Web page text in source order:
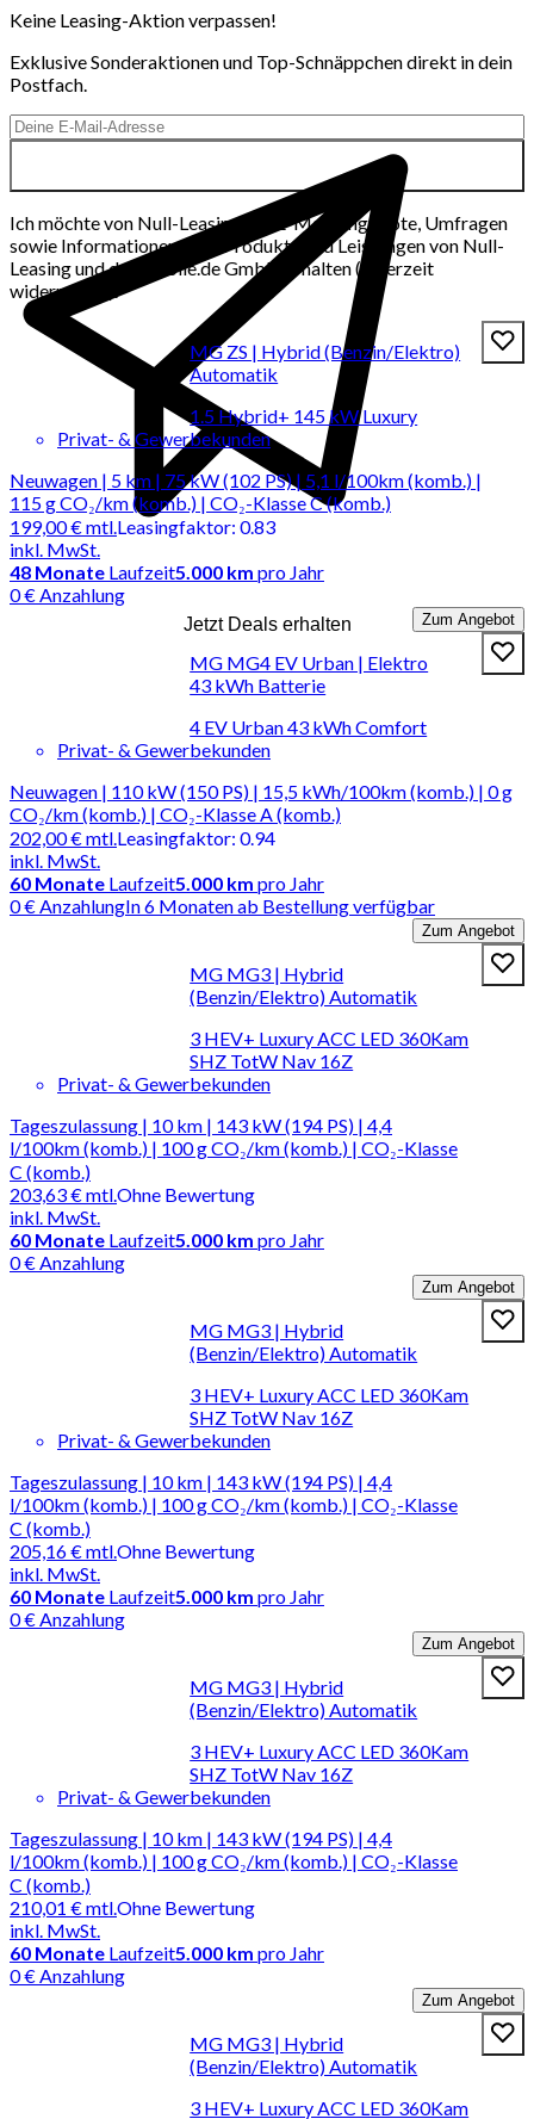
Keine Leasing-Aktion verpassen!
Exklusive Sonderaktionen und Top-Schnäppchen direkt in dein
Postfach.
Jetzt Deals erhalten
Ich möchte von Null-Leasing per E-Mail Angebote, Umfragen
sowie Informationen über Produkte und Leistungen von Null-
Leasing und der mobile.de GmbH erhalten (jederzeit
widerrufbar).
MG ZS | Hybrid (Benzin/Elektro)
Automatik
1.5 Hybrid+ 145 kW Luxury
Privat- & Gewerbekunden
Neuwagen | 5 km | 75 kW (102 PS) | 5,1 l/100km (komb.) |
115 g CO₂/km (komb.) | CO₂-Klasse C (komb.)
199,00 €mtl.
inkl. MwSt.
Leasingfaktor: 0.83
48 Monate Laufzeit5.000 km pro Jahr
0 € Anzahlung
Zum Angebot
MG MG4 EV Urban | Elektro
43 kWh Batterie
4 EV Urban 43 kWh Comfort
Privat- & Gewerbekunden
Neuwagen | 110 kW (150 PS) | 15,5 kWh/100km (komb.) | 0 g
CO₂/km (komb.) | CO₂-Klasse A (komb.)
202,00 €mtl.
inkl. MwSt.
Leasingfaktor: 0.94
60 Monate Laufzeit5.000 km pro Jahr
0 € AnzahlungIn 6 Monaten ab Bestellung verfügbar
Zum Angebot
MG MG3 | Hybrid
(Benzin/Elektro) Automatik
3 HEV+ Luxury ACC LED 360Kam
SHZ TotW Nav 16Z
Privat- & Gewerbekunden
Tageszulassung | 10 km | 143 kW (194 PS) | 4,4
l/100km (komb.) | 100 g CO₂/km (komb.) | CO₂-Klasse
C (komb.)
203,63 €mtl.
inkl. MwSt.
Ohne Bewertung
60 Monate Laufzeit5.000 km pro Jahr
0 € Anzahlung
Zum Angebot
MG MG3 | Hybrid
(Benzin/Elektro) Automatik
3 HEV+ Luxury ACC LED 360Kam
SHZ TotW Nav 16Z
Privat- & Gewerbekunden
Tageszulassung | 10 km | 143 kW (194 PS) | 4,4
l/100km (komb.) | 100 g CO₂/km (komb.) | CO₂-Klasse
C (komb.)
205,16 €mtl.
inkl. MwSt.
Ohne Bewertung
60 Monate Laufzeit5.000 km pro Jahr
0 € Anzahlung
Zum Angebot
MG MG3 | Hybrid
(Benzin/Elektro) Automatik
3 HEV+ Luxury ACC LED 360Kam
SHZ TotW Nav 16Z
Privat- & Gewerbekunden
Tageszulassung | 10 km | 143 kW (194 PS) | 4,4
l/100km (komb.) | 100 g CO₂/km (komb.) | CO₂-Klasse
C (komb.)
210,01 €mtl.
inkl. MwSt.
Ohne Bewertung
60 Monate Laufzeit5.000 km pro Jahr
0 € Anzahlung
Zum Angebot
MG MG3 | Hybrid
(Benzin/Elektro) Automatik
3 HEV+ Luxury ACC LED 360Kam